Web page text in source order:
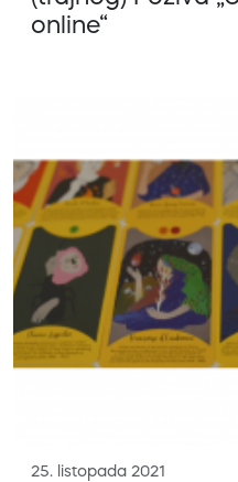
online“
25. listopada 2021